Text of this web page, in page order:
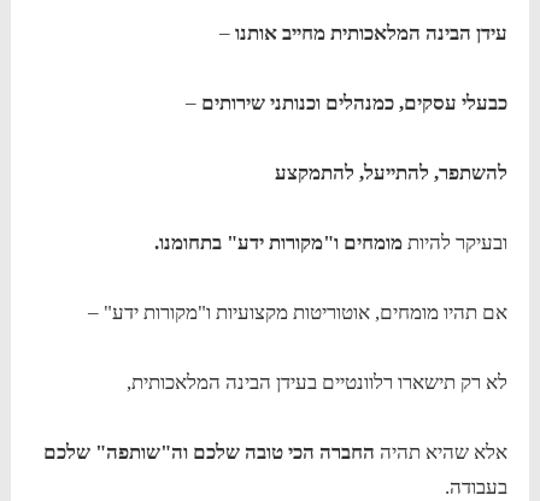
עידן הבינה המלאכותית מחייב אותנו –
כבעלי עסקים, כמנהלים וכנותני שירותים –
להשתפר, להתייעל, להתמקצע
ובעיקר להיותמומחים ו"מקורות ידע" בתחומנו.
אם תהיו מומחים, אוטוריטות מקצועיות ו"מקורות ידע" –
לא רק תישארו רלוונטיים בעידן הבינה המלאכותית,
אלא שהיא תהיה החברה הכי טובה שלכם וה"שותפה" שלכם
בעבודה.